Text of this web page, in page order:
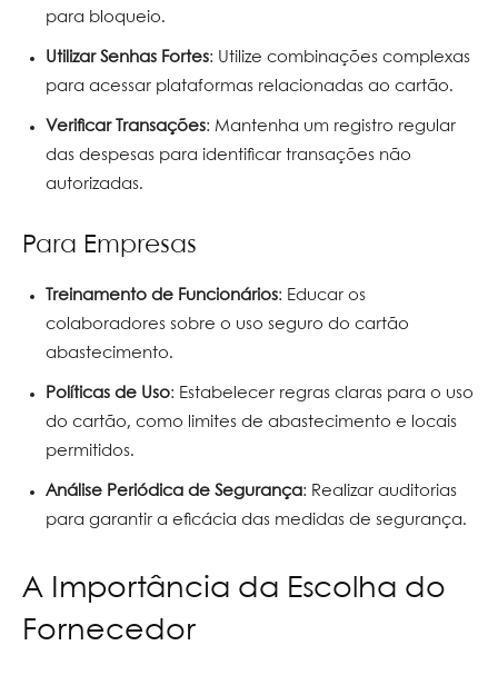
para bloqueio.
Utilizar Senhas Fortes: Utilize combinações complexas
para acessar plataformas relacionadas ao cartão.
Verificar Transações: Mantenha um registro regular
das despesas para identificar transações não
autorizadas.
Para Empresas
Treinamento de Funcionários: Educar os
colaboradores sobre o uso seguro do cartão
abastecimento.
Políticas de Uso: Estabelecer regras claras para o uso
do cartão, como limites de abastecimento e locais
permitidos.
Análise Periódica de Segurança: Realizar auditorias
para garantir a eficácia das medidas de segurança.
A Importância da Escolha do
Fornecedor